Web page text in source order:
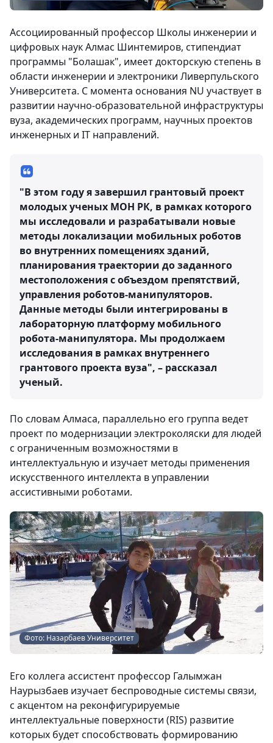
Ассоциированный профессор Школы инженерии и
цифровых наук Алмас Шинтемиров, стипендиат
программы "Болашак", имеет докторскую степень в
области инженерии и электроники Ливерпульского
Университета. С момента основания NU участвует в
развитии научно-образовательной инфраструктуры
вуза, академических программ, научных проектов
инженерных и IT направлений.
"В этом году я завершил грантовый проект
молодых ученых МОН РК, в рамках которого
мы исследовали и разрабатывали новые
методы локализации мобильных роботов
во внутренних помещениях зданий,
планирования траектории до заданного
местоположения с объездом препятствий,
управления роботов-манипуляторов.
Данные методы были интегрированы в
лабораторную платформу мобильного
робота-манипулятора. Мы продолжаем
исследования в рамках внутреннего
грантового проекта вуза", – рассказал
ученый.
По словам Алмаса, параллельно его группа ведет
проект по модернизации электроколяски для людей
с ограниченным возможностями в
интеллектуальную и изучает методы применения
искусственного интеллекта в управлении
ассистивными роботами.
Фото: Назарбаев Университет
Его коллега ассистент профессор Галымжан
Наурызбаев изучает беспроводные системы связи,
с акцентом на реконфигурируемые
интеллектуальные поверхности (RIS) развитие
которых будет способствовать формированию